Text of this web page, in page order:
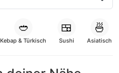
🥙
Kebap & Türkisch
🍱
Sushi
🍜
Asiatisch